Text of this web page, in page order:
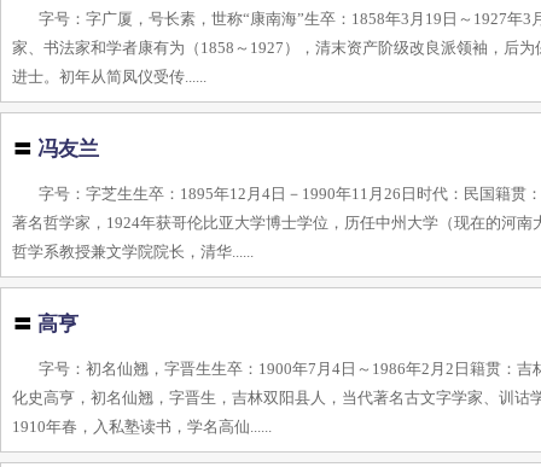
字号：字广厦，号长素，世称“康南海”生卒：1858年3月19日～1927年
家、书法家和学者康有为（1858～1927），清末资产阶级改良派领袖，后
进士。初年从简凤仪受传......
〓冯友兰
字号：字芝生生卒：1895年12月4日－1990年11月26日时代：民国籍
著名哲学家，1924年获哥伦比亚大学博士学位，历任中州大学（现在的河
哲学系教授兼文学院院长，清华......
〓高亨
字号：初名仙翘，字晋生生卒：1900年7月4日～1986年2月2日籍贯：
化史高亨，初名仙翘，字晋生，吉林双阳县人，当代著名古文字学家、训
1910年春，入私塾读书，学名高仙......